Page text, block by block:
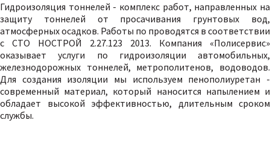
Гидроизоляция тоннелей - комплекс работ, направленных на
защиту тоннелей от просачивания грунтовых вод,
атмосферных осадков. Работы по проводятся в соответствии
с СТО НОСТРОЙ 2.27.123 2013. Компания «Полисервис»
оказывает услуги по гидроизоляции автомобильных,
железнодорожных тоннелей, метрополитенов, водоводов.
Для создания изоляции мы используем пенополиуретан -
современный материал, который наносится напылением и
обладает высокой эффективностью, длительным сроком
службы.